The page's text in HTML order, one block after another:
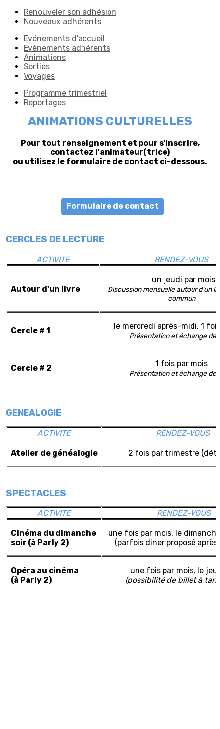
Renouveler son adhésion
Nouveaux adhérents
Evénements d'accueil
Evénements adhérents
Animations
Sorties
Voyages
Programme trimestriel
Reportages
ANIMATIONS CULTURELLES
Pour tout renseignement et pour s'inscrire,
contactez l'animateur(trice)
ou utilisez le formulaire de contact ci-dessous.
Formulaire de contact
CERCLES DE LECTURE
ACTIVITE RENDEZ-VOUS
Autour d'un livre
un jeudi par mois
Discussion mensuelle autour d'un
commun
Cercle # 1 le mercredi après-midi, 1
Présentation et échange de
Cercle # 2 1 fois par mois
Présentation et échange de
GENEALOGIE
ACTIVITE RENDEZ-VOUS
Atelier de généalogie 2 fois par trimestre
SPECTACLES
ACTIVITE RENDEZ-VOUS
Cinéma du dimanche
soir (à Parly 2)
une fois par mois, le
(parfois diner proposé après
Opéra au cinéma
(à Parly 2)
une fois par mois, le
(possibilité de billet à